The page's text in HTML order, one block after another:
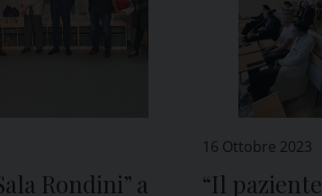
Rondini” a
16 Ottobre 2023
“Il